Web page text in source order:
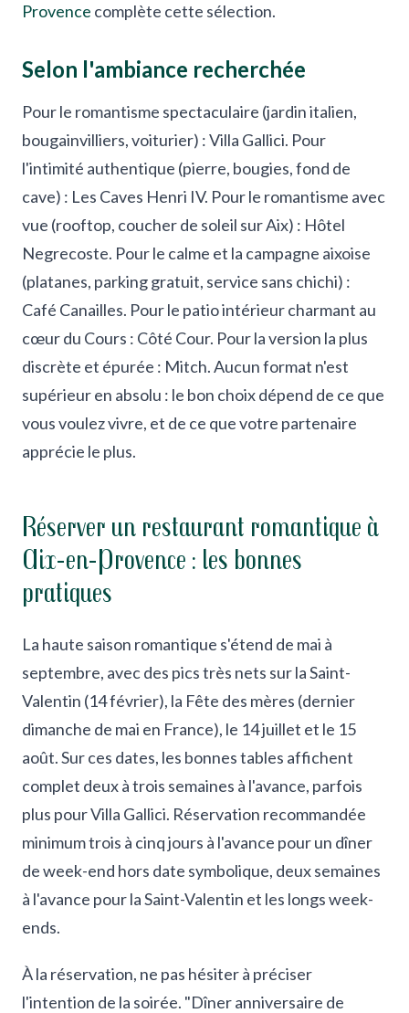
Provence complète cette sélection.
Selon l'ambiance recherchée
Pour le romantisme spectaculaire (jardin italien,
bougainvilliers, voiturier) : Villa Gallici. Pour
l'intimité authentique (pierre, bougies, fond de
cave) : Les Caves Henri IV. Pour le romantisme avec
vue (rooftop, coucher de soleil sur Aix) : Hôtel
Negrecoste. Pour le calme et la campagne aixoise
(platanes, parking gratuit, service sans chichi) :
Café Canailles. Pour le patio intérieur charmant au
cœur du Cours : Côté Cour. Pour la version la plus
discrète et épurée : Mitch. Aucun format n'est
supérieur en absolu : le bon choix dépend de ce que
vous voulez vivre, et de ce que votre partenaire
apprécie le plus.
Réserver un restaurant romantique à
Aix-en-Provence : les bonnes
pratiques
La haute saison romantique s'étend de mai à
septembre, avec des pics très nets sur la Saint-
Valentin (14 février), la Fête des mères (dernier
dimanche de mai en France), le 14 juillet et le 15
août. Sur ces dates, les bonnes tables affichent
complet deux à trois semaines à l'avance, parfois
plus pour Villa Gallici. Réservation recommandée
minimum trois à cinq jours à l'avance pour un dîner
de week-end hors date symbolique, deux semaines
à l'avance pour la Saint-Valentin et les longs week-
ends.
À la réservation, ne pas hésiter à préciser
l'intention de la soirée. "Dîner anniversaire de